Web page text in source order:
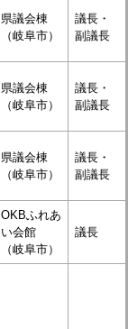
県議会棟
（岐阜市）
議長・
副議長
県議会棟
（岐阜市）
議長・
副議長
県議会棟
（岐阜市）
議長・
副議長
OKBふれあ
い会館
（岐阜市）
議長